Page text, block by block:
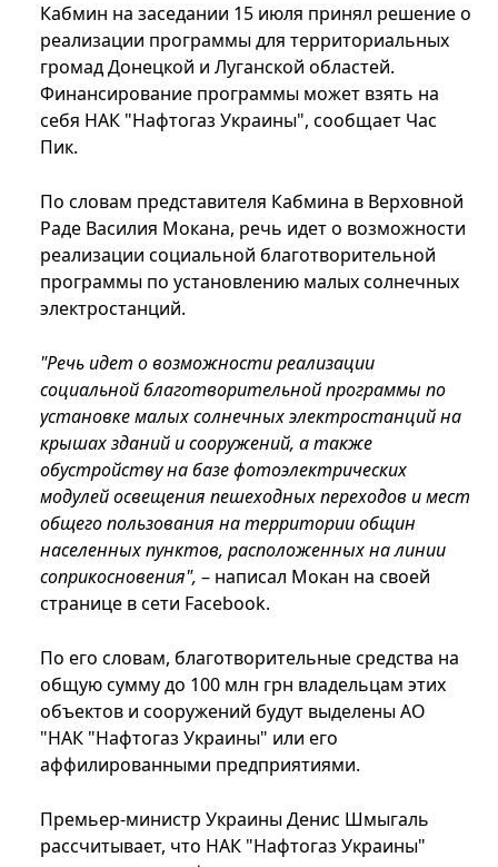
Кабмин на заседании 15 июля принял решение о
реализации программы для территориальных
громад Донецкой и Луганской областей.
Финансирование программы может взять на
себя НАК "Нафтогаз Украины", сообщает Час
Пик.
По словам представителя Кабмина в Верховной
Раде Василия Мокана, речь идет о возможности
реализации социальной благотворительной
программы по установлению малых солнечных
электростанций.
"Речь идет о возможности реализации
социальной благотворительной программы по
установке малых солнечных электростанций на
крышах зданий и сооружений, а также
обустройству на базе фотоэлектрических
модулей освещения пешеходных переходов и мест
общего пользования на территории общин
населенных пунктов, расположенных на линии
соприкосновения", – написал Мокан на своей
странице в сети Facebook.
По его словам, благотворительные средства на
общую сумму до 100 млн грн владельцам этих
объектов и сооружений будут выделены АО
"НАК "Нафтогаз Украины" или его
аффилированными предприятиями.
Премьер-министр Украины Денис Шмыгаль
рассчитывает, что НАК "Нафтогаз Украины"